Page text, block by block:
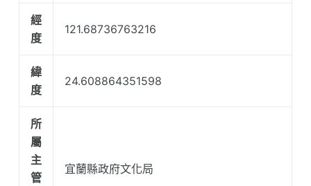
經
度
121.68736763216
緯
度
24.608864351598
所
屬
主
管
宜蘭縣政府文化局